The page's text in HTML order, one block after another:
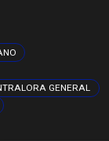
GENERAL